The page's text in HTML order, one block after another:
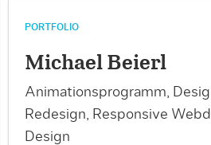
PORTFOLIO
Michael Beierl
Animationsprogramm,
Redesign, Responsive
Design